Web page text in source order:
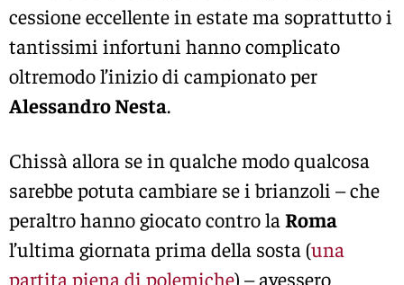
cessione eccellente in estate ma soprattutto i
tantissimi infortuni hanno complicato
oltremodo l’inizio di campionato per
Alessandro Nesta.
Chissà allora se in qualche modo qualcosa
sarebbe potuta cambiare se i brianzoli – che
peraltro hanno giocato contro la Roma
l’ultima giornata prima della sosta (una
partita piena di polemiche) – avessero